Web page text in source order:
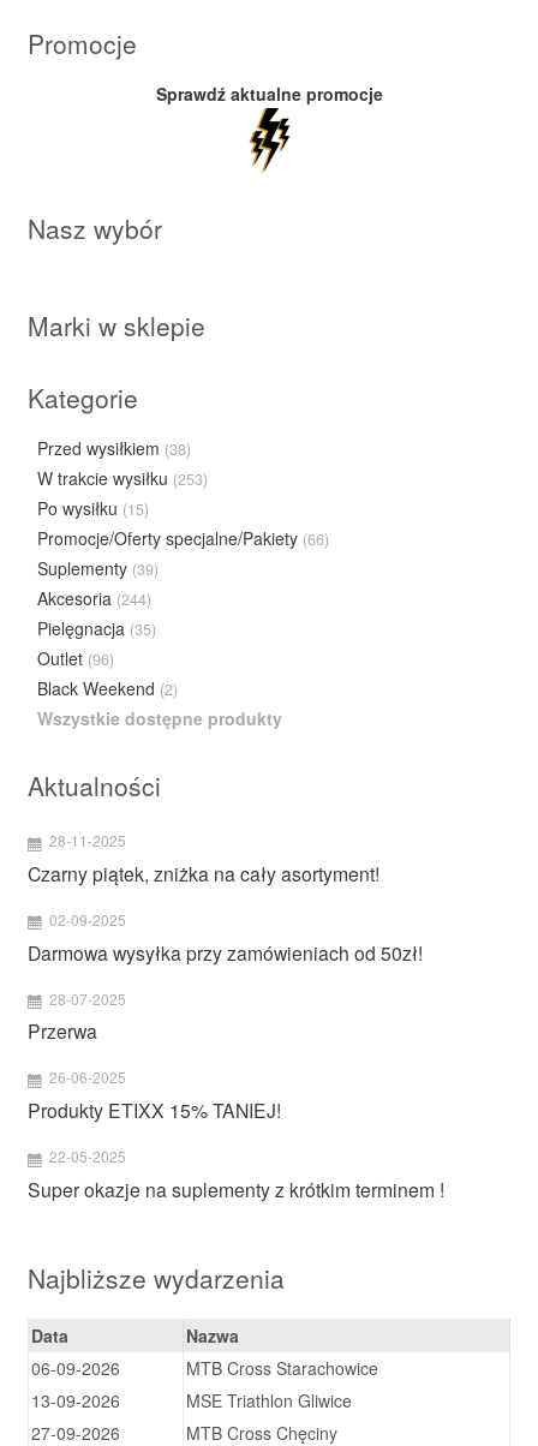
Promocje
Sprawdź aktualne promocje
Nasz wybór
Marki w sklepie
Kategorie
Przed wysiłkiem (38)
W trakcie wysiłku (253)
Po wysiłku (15)
Promocje/Oferty specjalne/Pakiety (66)
Suplementy (39)
Akcesoria (244)
Pielęgnacja (35)
Outlet (96)
Black Weekend (2)
Wszystkie dostępne produkty
Aktualności
28-11-2025
Czarny piątek, zniżka na cały asortyment!
02-09-2025
Darmowa wysyłka przy zamówieniach od 50zł!
28-07-2025
Przerwa
26-06-2025
Produkty ETIXX 15% TANIEJ!
22-05-2025
Super okazje na suplementy z krótkim terminem !
Najbliższe wydarzenia
Data
Nazwa
06-09-2026
MTB Cross Starachowice
13-09-2026
MSE Triathlon Gliwice
27-09-2026
MTB Cross Chęciny